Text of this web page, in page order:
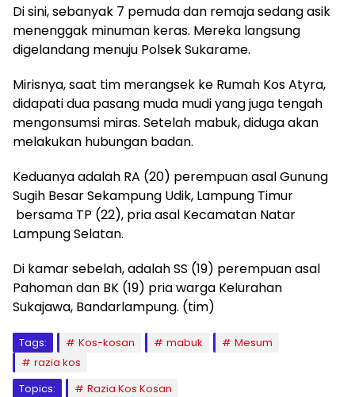
Di sini, sebanyak 7 pemuda dan remaja sedang asik
menenggak minuman keras. Mereka langsung
digelandang menuju Polsek Sukarame.
Mirisnya, saat tim merangsek ke Rumah Kos Atyra,
didapati dua pasang muda mudi yang juga tengah
mengonsumsi miras. Setelah mabuk, diduga akan
melakukan hubungan badan.
Keduanya adalah RA (20) perempuan asal Gunung
Sugih Besar Sekampung Udik, Lampung Timur
bersama TP (22), pria asal Kecamatan Natar
Lampung Selatan.
Di kamar sebelah, adalah SS (19) perempuan asal
Pahoman dan BK (19) pria warga Kelurahan
Sukajawa, Bandarlampung. (tim)
Tags: Kos-kosan mabuk
Mesum
razia kos
Topics:
Razia Kos Kosan